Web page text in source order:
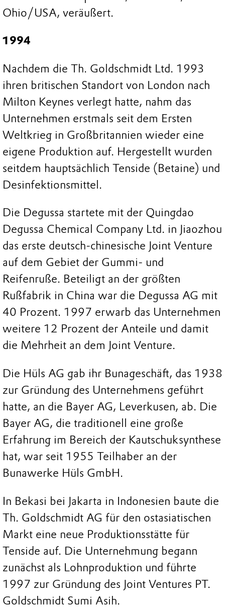
Ohio/USA, veräußert.
1994
Nachdem die Th. Goldschmidt Ltd. 1993
ihren britischen Standort von London nach
Milton Keynes verlegt hatte, nahm das
Unternehmen erstmals seit dem Ersten
Weltkrieg in Großbritannien wieder eine
eigene Produktion auf. Hergestellt wurden
seitdem hauptsächlich Tenside (Betaine) und
Desinfektionsmittel.
Die Degussa startete mit der Quingdao
Degussa Chemical Company Ltd. in Jiaozhou
das erste deutsch-chinesische Joint Venture
auf dem Gebiet der Gummi- und
Reifenruße. Beteiligt an der größten
Rußfabrik in China war die Degussa AG mit
40 Prozent. 1997 erwarb das Unternehmen
weitere 12 Prozent der Anteile und damit
die Mehrheit an dem Joint Venture.
Die Hüls AG gab ihr Bunageschäft, das 1938
zur Gründung des Unternehmens geführt
hatte, an die Bayer AG, Leverkusen, ab. Die
Bayer AG, die traditionell eine große
Erfahrung im Bereich der Kautschuksynthese
hat, war seit 1955 Teilhaber an der
Bunawerke Hüls GmbH.
In Bekasi bei Jakarta in Indonesien baute die
Th. Goldschmidt AG für den ostasiatischen
Markt eine neue Produktionsstätte für
Tenside auf. Die Unternehmung begann
zunächst als Lohnproduktion und führte
1997 zur Gründung des Joint Ventures PT.
Goldschmidt Sumi Asih.